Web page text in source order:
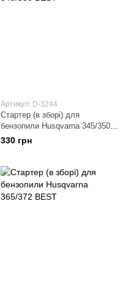
Артикул: D-3244
Стартер (в зборі) для
бензопили Husqvarna 345/350
BEST
330 грн